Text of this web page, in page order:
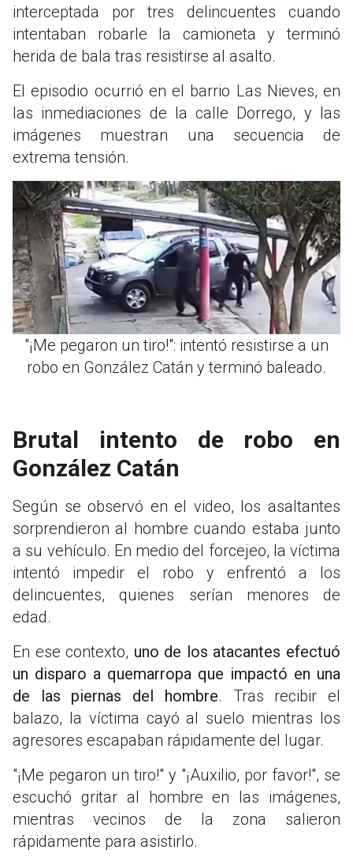
interceptada por tres delincuentes cuando
intentaban robarle la camioneta y terminó
herida de bala tras resistirse al asalto.
El episodio ocurrió en el barrio Las Nieves, en
las inmediaciones de la calle Dorrego, y las
imágenes muestran una secuencia de
extrema tensión.
"¡Me pegaron un tiro!": intentó resistirse a un
robo en González Catán y terminó baleado.
Brutal intento de robo en
González Catán
Según se observó en el video, los asaltantes
sorprendieron al hombre cuando estaba junto
a su vehículo. En medio del forcejeo, la víctima
intentó impedir el robo y enfrentó a los
delincuentes, quienes serían menores de
edad.
En ese contexto, uno de los atacantes efectuó
un disparo a quemarropa que impactó en una
de las piernas del hombre. Tras recibir el
balazo, la víctima cayó al suelo mientras los
agresores escapaban rápidamente del lugar.
"¡Me pegaron un tiro!" y "¡Auxilio, por favor!", se
escuchó gritar al hombre en las imágenes,
mientras vecinos de la zona salieron
rápidamente para asistirlo.